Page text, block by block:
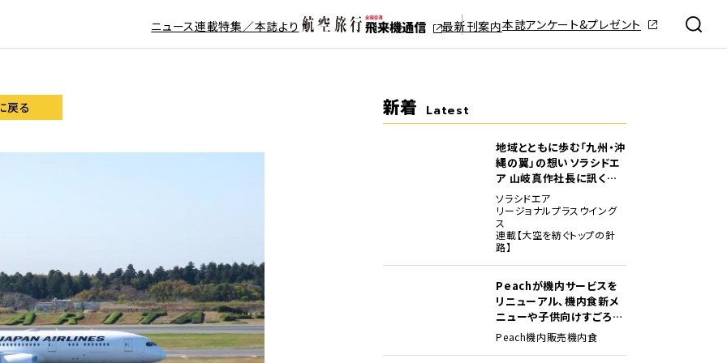
ニュース連載特集／本誌より 最新刊案内本誌アンケート&プレゼント
戻る 新着 Latest
地域とともに歩む「九州・沖
縄の翼」の想い――ソラシドエ
ア 山岐真作社長に訊く就
任1年の手応え
ソラシドエア
リージョナルプラスウイング
ス
連載【大空を紡ぐトップの針
路】
Peachが機内サービスを
リニューアル、機内食新メ
ニューや子供向けすごろく
など
Peach機内販売機内食